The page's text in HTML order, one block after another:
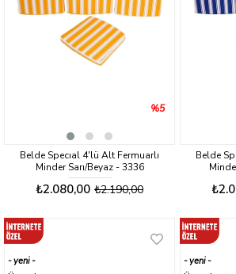
Belde Specıal 4'lü Alt Fermuarlı
Minder Sarı/Beyaz - 3336
₺2.080,00 ₺2.190,00
%5
Belde
yeni
yeni